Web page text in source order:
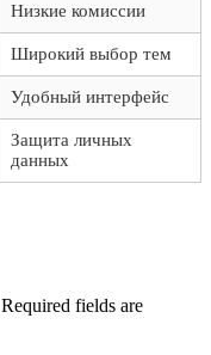
Низкие комиссии
Широкий выбор тем
Удобный интерфейс
Защита личных
данных
Required fields are